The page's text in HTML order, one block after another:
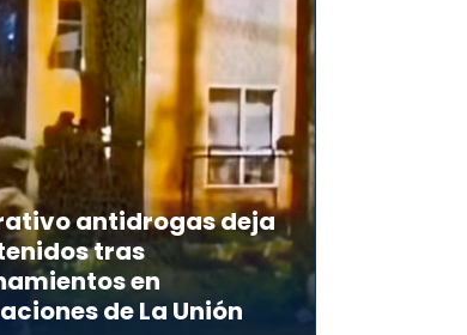
antidrogas deja
tras
en
de La Unión